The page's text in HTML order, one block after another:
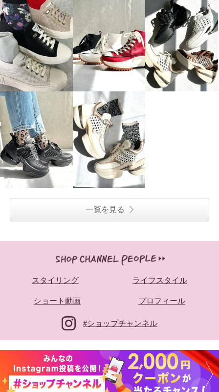
一覧を見る
スタイリング ライフスタイル
ショート動画 プロフィール
#ショップチャンネル